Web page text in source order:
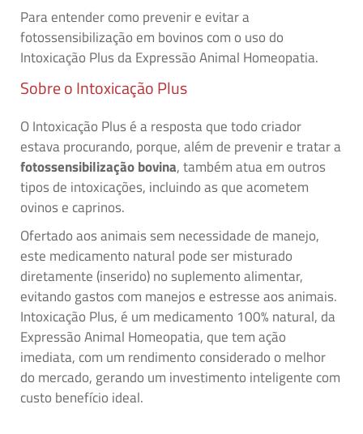
Para entender como prevenir e evitar a
fotossensibilização em bovinos com o uso do
Intoxicação Plus da Expressão Animal Homeopatia.
Sobre o Intoxicação Plus
O Intoxicação Plus é a resposta que todo criador
estava procurando, porque, além de prevenir e tratar a
fotossensibilização bovina, também atua em outros
tipos de intoxicações, incluindo as que acometem
ovinos e caprinos.
Ofertado aos animais sem necessidade de manejo,
este medicamento natural pode ser misturado
diretamente (inserido) no suplemento alimentar,
evitando gastos com manejos e estresse aos animais.
Intoxicação Plus, é um medicamento 100% natural, da
Expressão Animal Homeopatia, que tem ação
imediata, com um rendimento considerado o melhor
do mercado, gerando um investimento inteligente com
custo benefício ideal.